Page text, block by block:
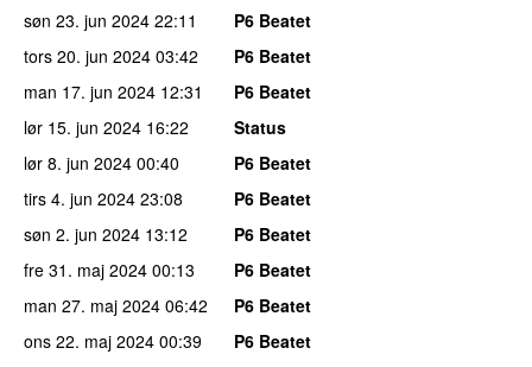
søn 23. jun 2024 22:11
P6 Beatet
tors 20. jun 2024 03:42
P6 Beatet
man 17. jun 2024 12:31
P6 Beatet
lør 15. jun 2024 16:22
Status
lør 8. jun 2024 00:40
P6 Beatet
tirs 4. jun 2024 23:08
P6 Beatet
søn 2. jun 2024 13:12
P6 Beatet
fre 31. maj 2024 00:13
P6 Beatet
man 27. maj 2024 06:42
P6 Beatet
ons 22. maj 2024 00:39
P6 Beatet